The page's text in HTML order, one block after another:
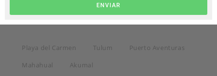
ENVIAR
Playa del Carmen Tulum
Puerto Aventuras
Mahahual
Akumal